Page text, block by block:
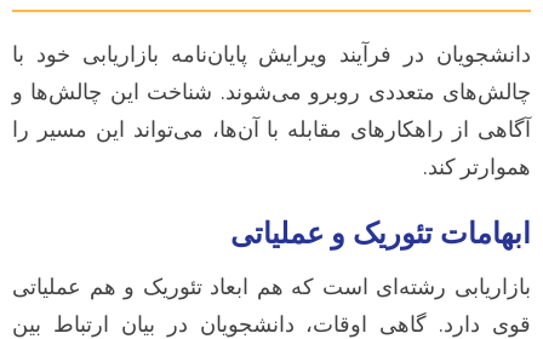
دانشجویان در فرآیند ویرایش پایان‌نامه بازاریابی خود با
چالش‌های متعددی روبرو می‌شوند. شناخت این چالش‌ها و
آگاهی از راهکارهای مقابله با آن‌ها، می‌تواند این مسیر را
هموارتر کند.
ابهامات تئوریک و عملیاتی
بازاریابی رشته‌ای است که هم ابعاد تئوریک و هم عملیاتی
قوی دارد. گاهی اوقات، دانشجویان در بیان ارتباط بین